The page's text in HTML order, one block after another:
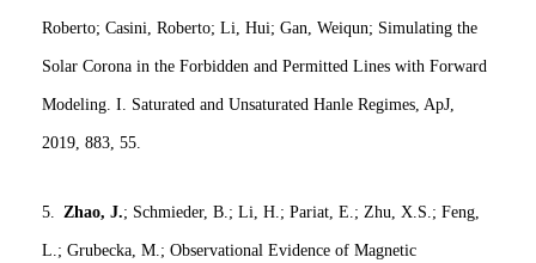
Roberto; Casini, Roberto; Li, Hui; Gan, Weiqun; Simulating the
Solar Corona in the Forbidden and Permitted Lines with Forward
Modeling. I. Saturated and Unsaturated Hanle Regimes, ApJ,
2019, 883, 55.
5. Zhao, J.; Schmieder, B.; Li, H.; Pariat, E.; Zhu, X.S.; Feng,
L.; Grubecka, M.; Observational Evidence of Magnetic